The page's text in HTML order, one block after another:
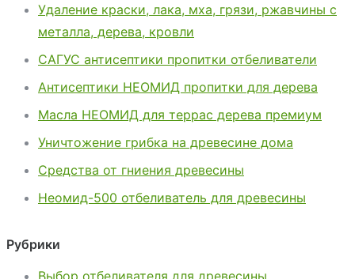
Удаление краски, лака, мха, грязи, ржавчины с
металла, дерева, кровли
САГУС антисептики пропитки отбеливатели
Антисептики НЕОМИД пропитки для дерева
Масла НЕОМИД для террас дерева премиум
Уничтожение грибка на древесине дома
Средства от гниения древесины
Неомид-500 отбеливатель для древесины
Рубрики